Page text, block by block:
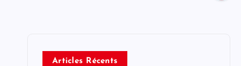
Articles Récents